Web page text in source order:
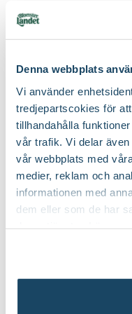
Denna webbplats
Vi använder
tredjepartscokies för
tillhandahålla
vår trafik. Vi delar
vår webbplats med
medier, reklam och
informationen med
dem eller som de har
Utmärkande egenskaper
Certifiering MPS
Kulturursprung
Art nr 256891
Beskärningstid
Online
Till
Lyckas med din